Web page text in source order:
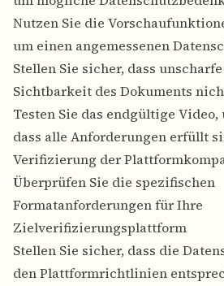
Nutzen Sie die
um einen angemessenen
Stellen Sie sicher, dass
Sichtbarkeit des Dokuments
Testen Sie das endgültige
dass alle Anforderungen erfüllt
Verifizierung der
Überprüfen Sie die spezifischen
Formatanforderungen für Ihre
Zielverifizierungsplattform
Stellen Sie sicher, dass die
den Plattformrichtlinien